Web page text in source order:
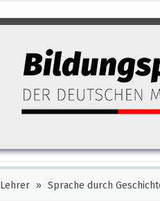
Lehrer » Sprache durch